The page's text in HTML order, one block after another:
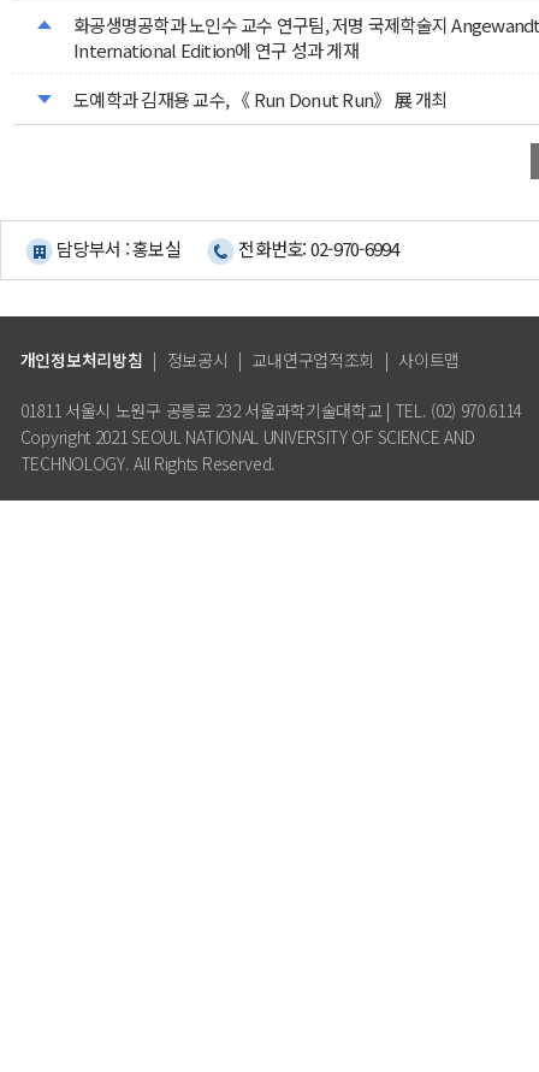
화공생명공학과 노인수 교수 연구팀, 저명 국제학술지
International Edition에 연구 성과 게재
도예학과 김재용 교수, 《 Run Donut Run》 展 개최
담당부서 : 홍보실 전화번호: 02-970-6994
개인정보처리방침 | 정보공시 | 교내연구업적조회 | 사이트맵
01811 서울시 노원구 공릉로 232 서울과학기술대학교 | TEL. (02) 970.6114
Copyright 2021 SEOUL NATIONAL UNIVERSITY OF SCIENCE AND
TECHNOLOGY. All Rights Reserved.